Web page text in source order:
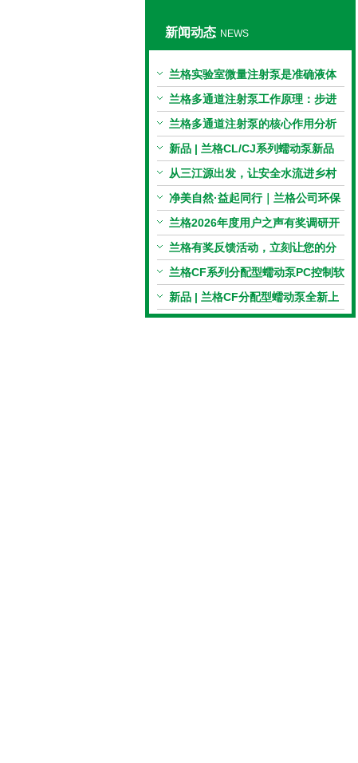
新闻动态 NEWS
兰格实验室微量注射泵是准确液体
输送的科学工具
兰格多通道注射泵工作原理：步进
电机与机械传动的协同
兰格多通道注射泵的核心作用分析
新品 | 兰格CL/CJ系列蠕动泵新品
上市，小巧机身，大有可为！
从三江源出发，让安全水流进乡村
校园 | 兰格×吾水高原公益行
净美自然·益起同行｜兰格公司环保
捡拾公益活动圆满举行
兰格2026年度用户之声有奖调研开
启，京东E卡免费送！
兰格有奖反馈活动，立刻让您的分
享变成惊喜！
兰格CF系列分配型蠕动泵PC控制软
件免费版发布！即日起，通过即可
下载！
新品 | 兰格CF分配型蠕动泵全新上
市，智控每一滴！